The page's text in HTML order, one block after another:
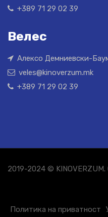
+389 71 29 02 39
Велес
Алексо Демниевски-
veles@kinoverzum.mk
+389 71 29 02 39
2019-2024 ©
Политика на приватност